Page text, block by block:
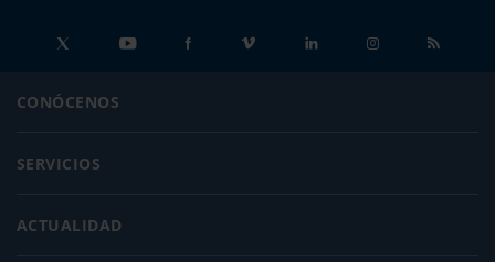
CONÓCENOS
SERVICIOS
ACTUALIDAD